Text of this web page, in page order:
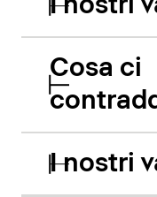
I nostri
Cosa ci
I nostri